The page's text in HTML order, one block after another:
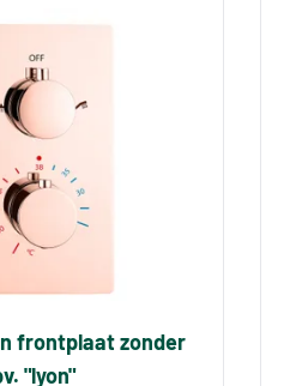
frontplaat zonder
"lyon"